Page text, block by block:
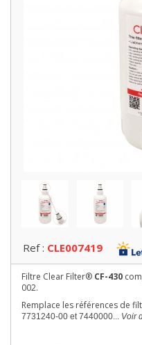
Ref : CLE007419
Filtre Clear Filter® CF-430
002.
Remplace les références de
7731240-00 et 7440000... Voir